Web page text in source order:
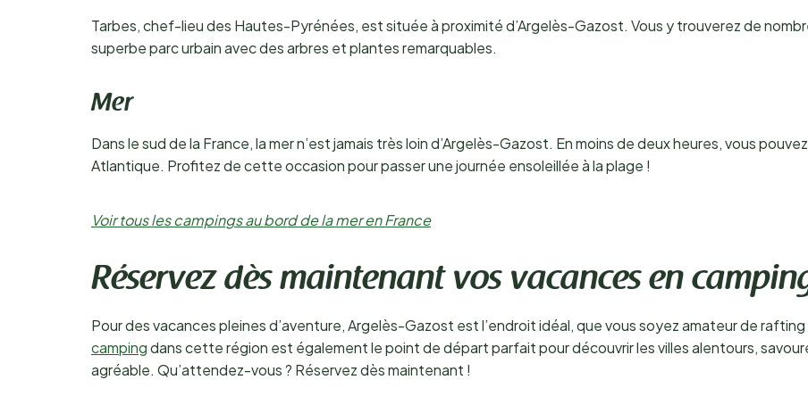
Tarbes, chef-lieu des Hautes-Pyrénées, est située à proximité d’Argelès-Gazost. Vous y trouverez de
superbe parc urbain avec des arbres et plantes remarquables.
Mer
Dans le sud de la France, la mer n’est jamais très loin d’Argelès-Gazost. En moins de deux heures, vous
Atlantique. Profitez de cette occasion pour passer une journée ensoleillée à la plage !
Voir tous les campings au bord de la mer en France
Réservez dès maintenant vos vacances en
Pour des vacances pleines d’aventure, Argelès-Gazost est l’endroit idéal, que vous soyez amateur de
campingdans cette région est également le point de départ parfait pour découvrir les villes alentours,
agréable. Qu’attendez-vous ? Réservez dès maintenant !